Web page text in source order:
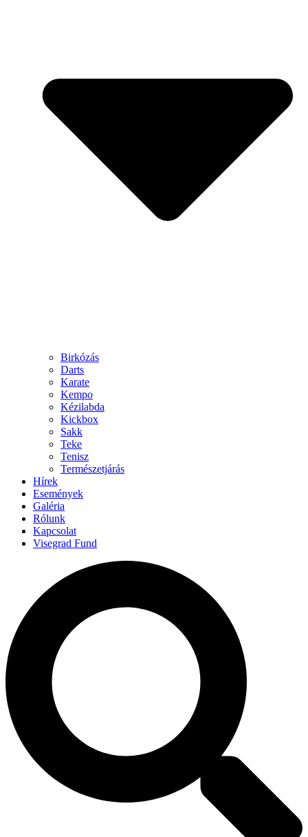
Birkózás
Darts
Karate
Kempo
Kézilabda
Kickbox
Sakk
Teke
Tenisz
Természetjárás
Hírek
Események
Galéria
Rólunk
Kapcsolat
Visegrad Fund